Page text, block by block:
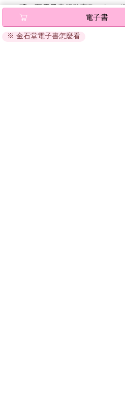
碼』至電子書服務商Readmoo
退換貨須知：
因版權保護，您在金石堂所購